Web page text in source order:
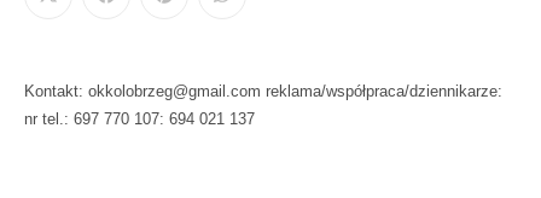
Kontakt: okkolobrzeg@gmail.com reklama/współpraca/dziennikarze:
nr tel.: 697 770 107: 694 021 137